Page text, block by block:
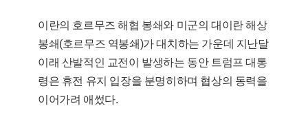
이란의 호르무즈 해협 봉쇄와 미군의 대이란 해상
봉쇄(호르무즈 역봉쇄)가 대치하는 가운데 지난달
이래 산발적인 교전이 발생하는 동안 트럼프 대통
령은 휴전 유지 입장을 분명히하며 협상의 동력을
이어가려 애썼다.